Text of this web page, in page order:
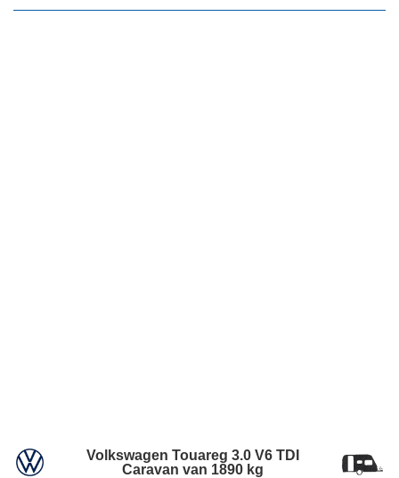
Volkswagen Touareg 3.0 V6 TDI
Caravan van 1890 kg